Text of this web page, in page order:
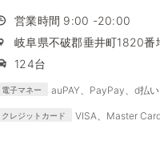
営業時間 9:00 -20:00
岐阜県不破郡垂井町1820番
124台
電子マネー auPAY、PayPay、d払い
クレジットカード
VISA、Master